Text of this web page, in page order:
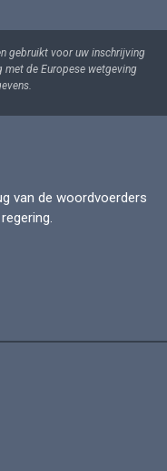
gebruikt voor uw inschrijving
met de Europese wetgeving
van de woordvoerders